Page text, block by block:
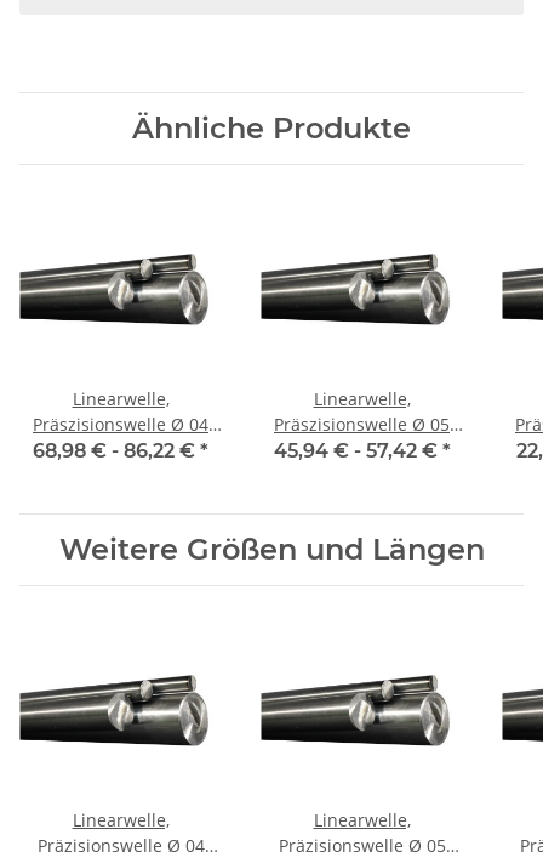
Ähnliche Produkte
Linearwelle,
Präszisionswelle Ø 04
mm, 1990 mm, gehärtet
68,98 € - 86,22 € *
Linearwelle,
Präszisionswelle Ø 05
mm, 1990 mm, gehärtet
45,94 € - 57,42 € *
Weitere Größen und Längen
Linearwelle,
Präzisionswelle Ø 04
Linearwelle,
Präzisionswelle Ø 05